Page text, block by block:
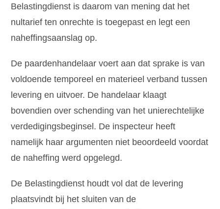
Belastingdienst is daarom van mening dat het
nultarief ten onrechte is toegepast en legt een
naheffingsaanslag op.
De paardenhandelaar voert aan dat sprake is van
voldoende temporeel en materieel verband tussen
levering en uitvoer. De handelaar klaagt
bovendien over schending van het unierechtelijke
verdedigingsbeginsel. De inspecteur heeft
namelijk haar argumenten niet beoordeeld voordat
de naheffing werd opgelegd.
De Belastingdienst houdt vol dat de levering
plaatsvindt bij het sluiten van de